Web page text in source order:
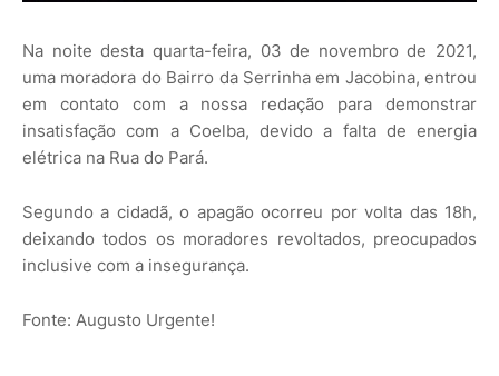
Na noite desta quarta-feira, 03 de novembro de 2021,
uma moradora do Bairro da Serrinha em Jacobina, entrou
em contato com a nossa redação para demonstrar
insatisfação com a Coelba, devido a falta de energia
elétrica na Rua do Pará.
Segundo a cidadã, o apagão ocorreu por volta das 18h,
deixando todos os moradores revoltados, preocupados
inclusive com a insegurança.
Fonte: Augusto Urgente!